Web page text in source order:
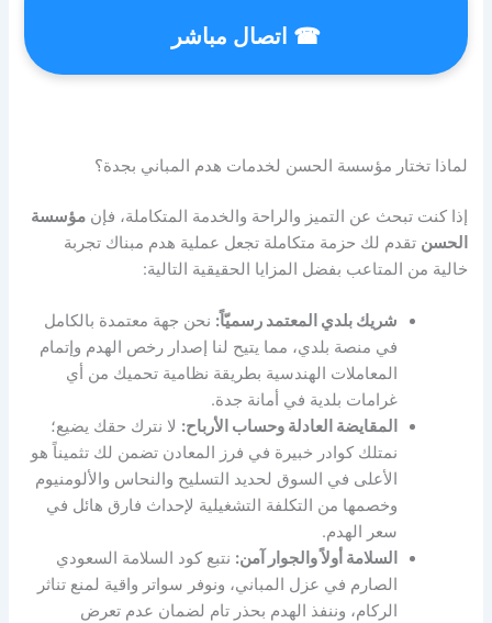
☎ اتصال مباشر
لماذا تختار مؤسسة الحسن لخدمات هدم المباني بجدة؟
إذا كنت تبحث عن التميز والراحة والخدمة المتكاملة، فإنمؤسسة
الحسن تقدم لك حزمة متكاملة تجعل عملية هدم مبناك تجربة
خالية من المتاعب بفضل المزايا الحقيقية التالية:
شريك بلدي المعتمد رسميّاً: نحن جهة معتمدة بالكامل
في منصة بلدي، مما يتيح لنا إصدار رخص الهدم وإتمام
المعاملات الهندسية بطريقة نظامية تحميك من أي
غرامات بلدية في أمانة جدة.
المقايضة العادلة وحساب الأرباح: لا نترك حقك يضيع؛
نمتلك كوادر خبيرة في فرز المعادن تضمن لك تثميناً هو
الأعلى في السوق لحديد التسليح والنحاس والألومنيوم
وخصمها من التكلفة التشغيلية لإحداث فارق هائل في
سعر الهدم.
السلامة أولاً والجوار آمن: نتبع كود السلامة السعودي
الصارم في عزل المباني، ونوفر سواتر واقية لمنع تناثر
الركام، وننفذ الهدم بحذر تام لضمان عدم تعرض